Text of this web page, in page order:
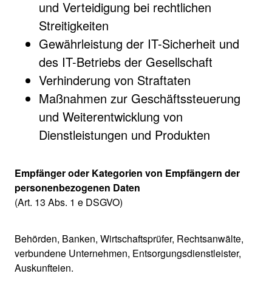
und Verteidigung bei rechtlichen
Streitigkeiten
Gewährleistung der IT-Sicherheit und
des IT-Betriebs der Gesellschaft
Verhinderung von Straftaten
Maßnahmen zur Geschäftssteuerung
und Weiterentwicklung von
Dienstleistungen und Produkten
Empfänger oder Kategorien von Empfängern der
personenbezogenen Daten
(Art. 13 Abs. 1 e DSGVO)
Behörden, Banken, Wirtschaftsprüfer, Rechtsanwälte,
verbundene Unternehmen, Entsorgungsdienstleister,
Auskunfteien.